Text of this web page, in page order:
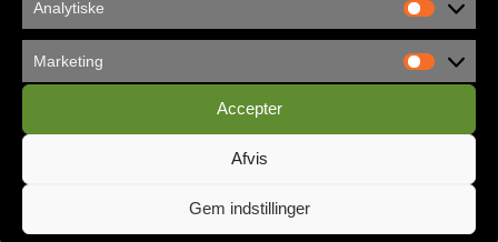
Analytiske
Marketing
Accepter
Afvis
Gem indstillinger
Privatlivspolitik